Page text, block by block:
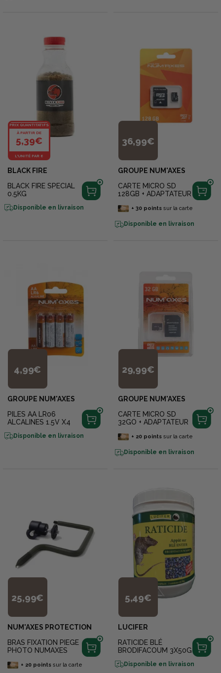
PRIX QUANTITATIFS
À PARTIR DE
5,39€
L'UNITÉ PAR 6
BLACK FIRE
BLACK FIRE SPECIAL
0.5KG
Disponible en livraison
36,99€
GROUPE NUM'AXES
CARTE MICRO SD
128GB + ADAPTATEUR
+ 30pointssur la carte
Disponible en livraison
4,99€
GROUPE NUM'AXES
PILES AA LR06
ALCALINES 1.5V X4
Disponible en livraison
29,99€
GROUPE NUM'AXES
CARTE MICRO SD
32GO + ADAPTATEUR
+ 20pointssur la carte
Disponible en livraison
25,99€
NUM'AXES PROTECTION
BRAS FIXATION PIEGE
PHOTO NUMAXES
+ 20pointssur la carte
5,49€
LUCIFER
RATICIDE BLÉ
BRODIFACOUM 3X50G
Disponible en livraison